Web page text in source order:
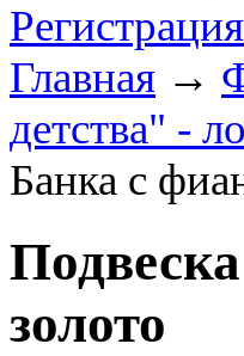
Регистрация
Главная →
детства" -
Банка c
золото